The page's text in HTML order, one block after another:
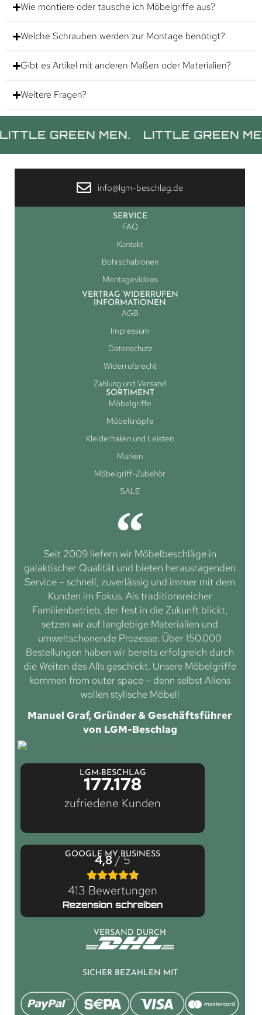
Wie montiere oder tausche ich Möbelgriffe aus?
Welche Schrauben werden zur Montage benötigt?
Gibt es Artikel mit anderen Maßen oder Materialien?
Weitere Fragen?
GREEN MEN. LITTLE GREEN MEN.
info@lgm-beschlag.de
SERVICE
FAQ
Kontakt
Bohrschablonen
Montagevideos
VERTRAG WIDERRUFEN
INFORMATIONEN
AGB
Impressum
Datenschutz
Widerrufsrecht
Zahlung und Versand
SORTIMENT
Möbelgriffe
Möbelknöpfe
Kleiderhaken und Leisten
Marken
Möbelgriff-Zubehör
SALE
Seit 2009 liefern wir Möbelbeschläge in
galaktischer Qualität und bieten herausragenden
Service – schnell, zuverlässig und immer mit dem
Kunden im Fokus. Als traditionsreicher
Familienbetrieb, der fest in die Zukunft blickt,
setzen wir auf langlebige Materialien und
umweltschonende Prozesse. Über 150.000
Bestellungen haben wir bereits erfolgreich durch
die Weiten des Alls geschickt. Unsere Möbelgriffe
kommen from outer space – denn selbst Aliens
wollen stylische Möbel!
Manuel Graf, Gründer & Geschäftsführer
von LGM-Beschlag
LGM-BESCHLAG
177.178
zufriedene Kunden
GOOGLE MY BUSINESS
4,8/ 5
413 Bewertungen
Rezension schreiben
VERSAND DURCH
SICHER BEZAHLEN MIT